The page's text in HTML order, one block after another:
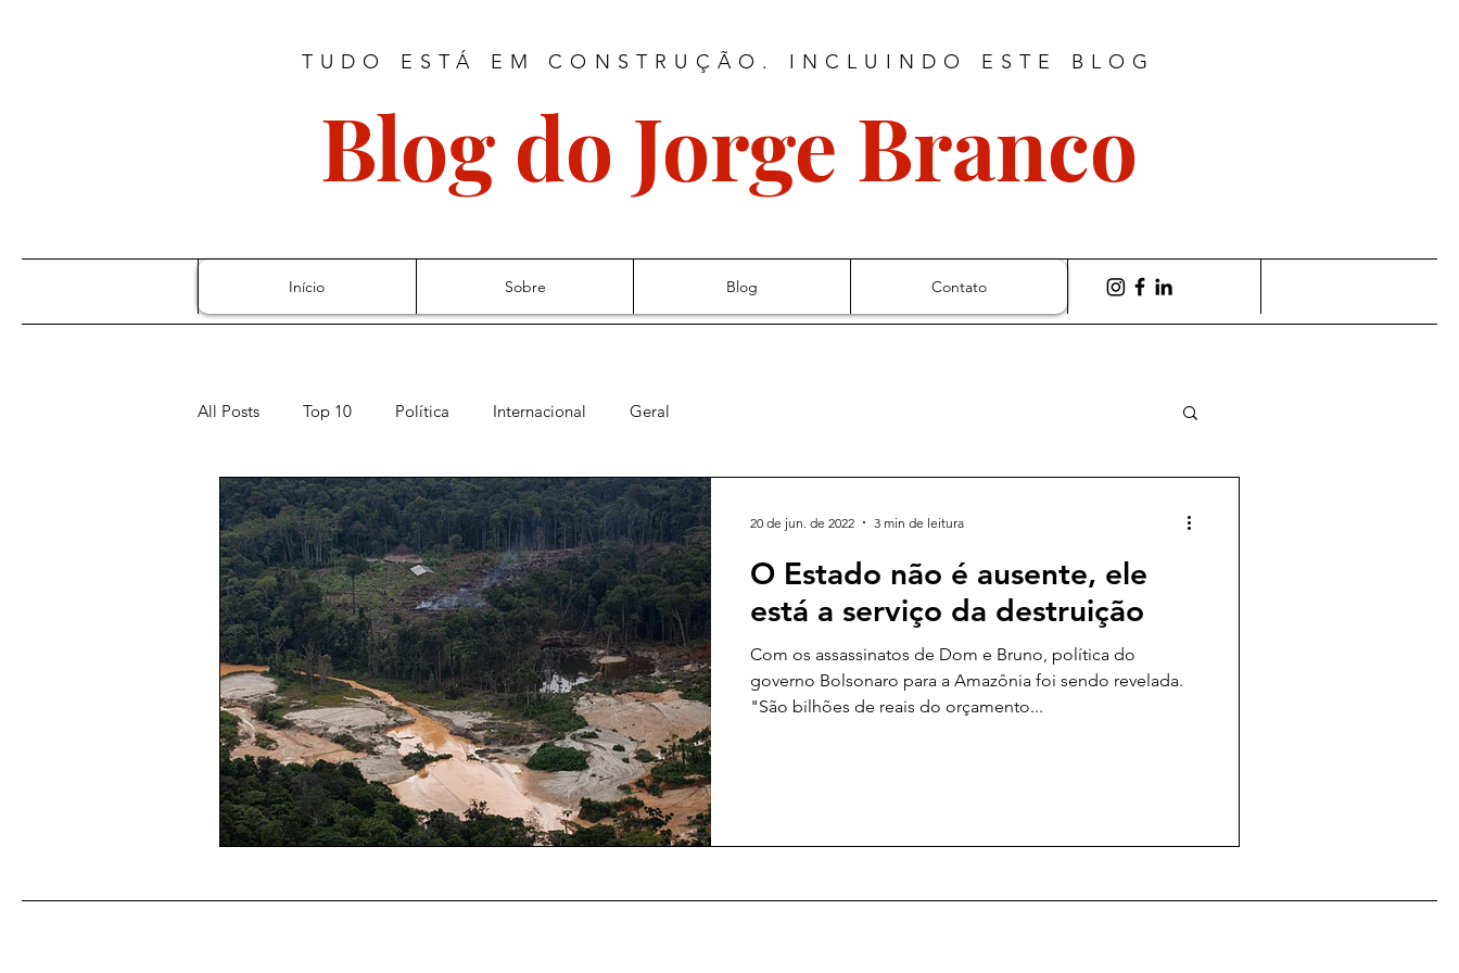
TUDO ESTÁ EM CONSTRUÇÃO. INCLUINDO ESTE BLOG
Blog do Jorge Branco
Início Sobre Blog Contato
All Posts Top 10 Política Internacional Geral
O Estado não é ausente, ele
está a serviço da destruição
Com os assassinatos de Dom e Bruno, política do
governo Bolsonaro para a Amazônia foi sendo revelada.
"São bilhões de reais do orçamento...
20 de jun. de 2022 3 min de leitura